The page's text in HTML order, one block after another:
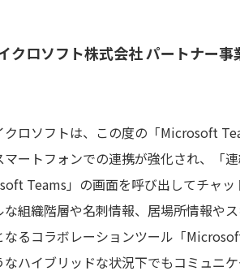
クロソフト株式会社 パートナー
クロソフトは、この度の「Microsoft
マートフォンでの連携が強化され、「
Teams」の画面を呼び出してチャ
な組織階層や名刺情報、居場所情報や
なるコラボレーションツール「
ハイブリッドな状況下でもコミュニ